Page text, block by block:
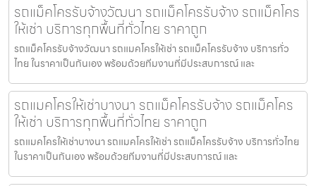
รถแม็คโครรับจ้างวัฒนา รถแม็คโครรับจ้าง รถแม็คโคร
ให้เช่า บริการทุกพื้นที่ทั่วไทย ราคาถูก
รถแม็คโครรับจ้างวัฒนา รถแมคโครให้เช่า รถแม็คโครรับจ้าง บริการทั่ว
ไทย ในราคาเป็นกันเอง พร้อมด้วยทีมงานที่มีประสบการณ์ และ
รถแมคโครให้เช่าบางนา รถแม็คโครรับจ้าง รถแม็คโคร
ให้เช่า บริการทุกพื้นที่ทั่วไทย ราคาถูก
รถแมคโครให้เช่าบางนา รถแมคโครให้เช่า รถแม็คโครรับจ้าง บริการทั่วไทย
ในราคาเป็นกันเอง พร้อมด้วยทีมงานที่มีประสบการณ์ และ